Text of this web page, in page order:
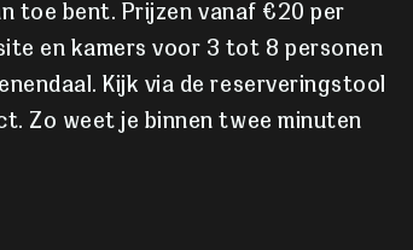
toe bent. Prijzen vanaf €20 per
en kamers voor 3 tot 8 personen
Kijk via de reserveringstool
Zo weet je binnen twee minuten